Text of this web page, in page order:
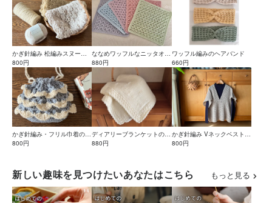
かぎ針編み 松編みスヌード
の作り方【PDF模様部分編み
図付き】
800円
ななめワッフルなニッタオル
の編み方【PDF編み図付】
880円
ワッフル編みのヘアバンド
660円
かぎ針編み・フリル巾着の作
り方【PDF編み図付】
800円
ディアリーブランケットの編
み方【PDF編み図付】
880円
かぎ針編み Vネックベストの
編み方【PDF編み図付】
800円
新しい趣味を見つけたいあなたはこちら もっと見る